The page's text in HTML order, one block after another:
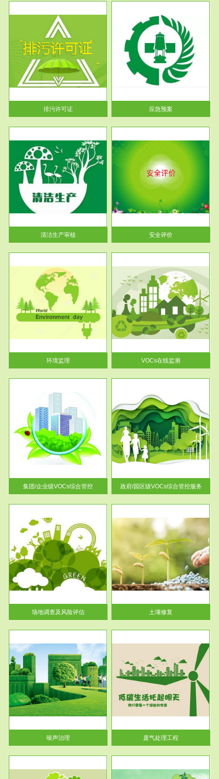
排污许可证
服务范围
应急预案
根据《中华人民共和国环境保护
法》第十九条 企业事业单位应
当按照...
应急预案
清洁生产审核
服务范围
安全评价
安全评价安全评价目的是查找、
分析和预测工程、系统、生产经
营活...
安全评价
环境监理
服务范围
VOCs在线监测
根据《重点区域大气污染防
治“十二五”规划》有机废气净化
率达...
VOCs在线监测
集团/企业级VOCs综合管控
服务范围
政府/园区级VOCs综合管控服务
根据《石化行业挥发性有机物综
合整治方案》文件要求，到2017
年，全...
政府/园区级VOCs综合管控服务
场地调查及风险评估
服务范围
土壤修复
土壤修复
噪声治理
服务范围
废气处理工程
废气处理工程